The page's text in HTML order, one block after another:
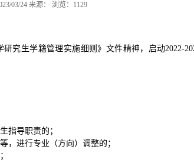
03/24 来源： 浏览： 1129
究生学籍管理实施细则》文件精神，启动2022-
指导职责的；
，进行专业（方向）调整的；